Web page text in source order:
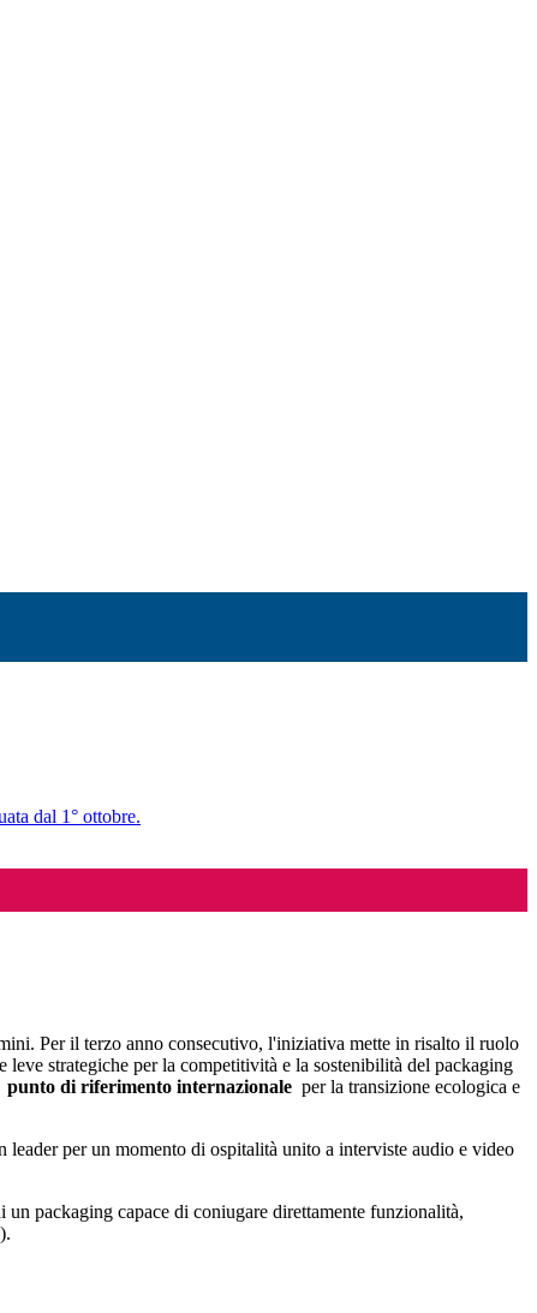
dal 1° ottobre.
Per il terzo anno consecutivo, l'iniziativa mette in risalto il ruolo
strategiche per la competitività e la sostenibilità del packaging
punto di riferimento internazionale per la transizione ecologica e
per un momento di ospitalità unito a interviste audio e video
packaging capace di coniugare direttamente funzionalità,